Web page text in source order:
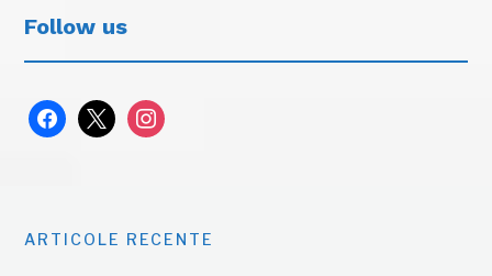
Follow us
facebook
x instagram
ARTICOLE RECENTE